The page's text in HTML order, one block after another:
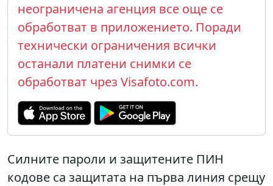
неограничена агенция все още се
обработват в приложението. Поради
технически ограничения всички
останали платени снимки се
обработват чрез Visafoto.com.
Силните пароли и защитените ПИН
кодове са защитата на първа линия срещу